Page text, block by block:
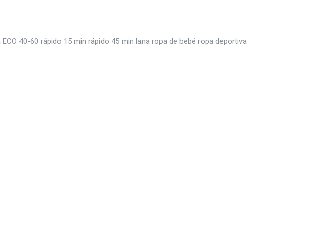
40-60 rápido 15 min rápido 45 min lana ropa de bebé ropa deportiva